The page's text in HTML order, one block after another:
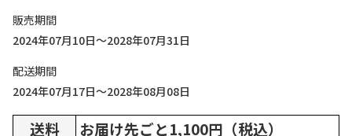
販売期間
2024年07月10日～2028年07月31日
配送期間
2024年07月17日～2028年08月08日
送料 お届け先ごと1,100円（税込）